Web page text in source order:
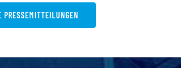
PRESSEMITTEILUNGEN